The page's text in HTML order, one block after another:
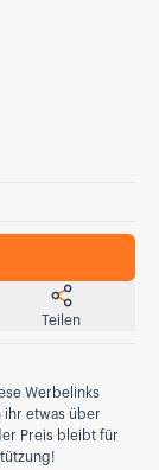
Teilen
Werbelinks
ihr etwas über
Preis bleibt für